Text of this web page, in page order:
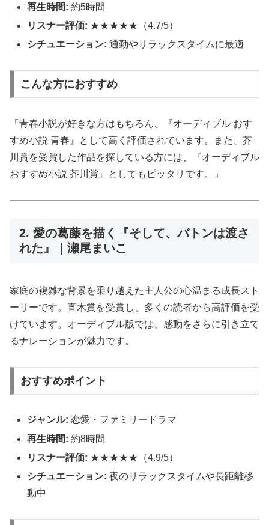
再生時間: 約5時間
リスナー評価: ★★★★★（4.7/5）
シチュエーション: 通勤やリラックスタイムに最適
こんな方におすすめ
「青春小説が好きな方はもちろん、『オーディブル おす
すめ小説 青春』として高く評価されています。また、芥
川賞を受賞した作品を探している方には、『オーディブル
おすすめ小説 芥川賞』としてもピッタリです。」
2. 愛の葛藤を描く『そして、バトンは渡さ
れた』｜瀬尾まいこ
家庭の複雑な背景を乗り越えた主人公の心温まる成長スト
ーリーです。直木賞を受賞し、多くの読者から高評価を受
けています。オーディブル版では、感動をさらに引き立て
るナレーションが魅力です。
おすすめポイント
ジャンル: 恋愛・ファミリードラマ
再生時間: 約8時間
リスナー評価: ★★★★★（4.9/5）
シチュエーション: 夜のリラックスタイムや長距離移
動中